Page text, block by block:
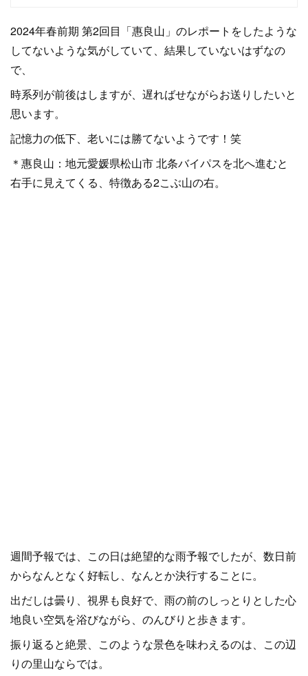
2024年春前期 第2回目「惠良山」のレポートをしたような
してないような気がしていて、結果していないはずなの
で、
時系列が前後はしますが、遅ればせながらお送りしたいと
思います。
記憶力の低下、老いには勝てないようです！笑
＊惠良山：地元愛媛県松山市 北条バイパスを北へ進むと
右手に見えてくる、特徴ある2こぶ山の右。
週間予報では、この日は絶望的な雨予報でしたが、数日前
からなんとなく好転し、なんとか決行することに。
出だしは曇り、視界も良好で、雨の前のしっとりとした心
地良い空気を浴びながら、のんびりと歩きます。
振り返ると絶景、このような景色を味わえるのは、この辺
りの里山ならでは。